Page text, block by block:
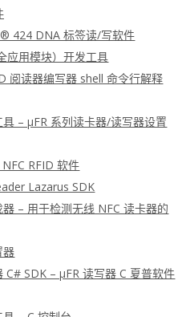
424 DNA 标签读/写软件
应用模块）开发工具
阅读器编写器 shell 命令行解释
具 – μFR 系列读卡器/读写器设置
RFID 软件
Lazarus SDK
器 – 用于检测无线 NFC 读卡器的
器
C# SDK – μFR 读写器 C 夏普软件